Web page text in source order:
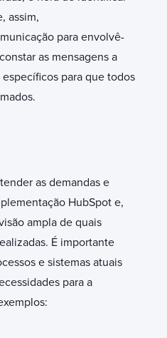
assim,
para envolvê-
as mensagens a
para que todos
as demandas e
HubSpote,
ampla de quais
É importante
e sistemas atuais
para a